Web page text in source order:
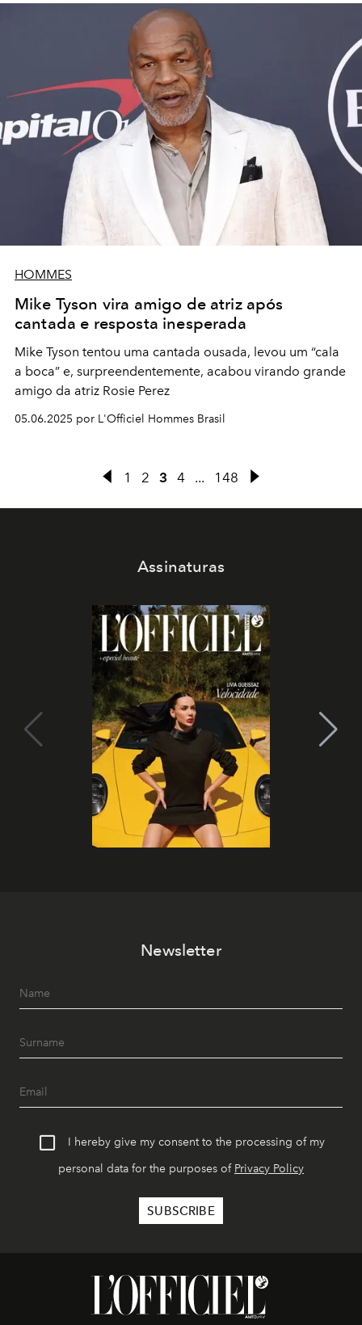
HOMMES
Mike Tyson vira amigo de atriz após
cantada e resposta inesperada
Mike Tyson tentou uma cantada ousada, levou um “cala
a boca” e, surpreendentemente, acabou virando grande
amigo da atriz Rosie Perez
05.06.2025 por L'Officiel Hommes Brasil
1 2 3 4 ... 148
Assinaturas
Newsletter
I hereby give my consent to the processing of my
personal data for the purposes of Privacy Policy